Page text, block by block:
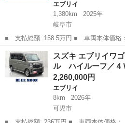
エブリイ
1,380km
2025年
岐阜市
■ 支払総額: 158.5万円 ■ 車両本体価格： 1,530,000 円 ■ メーカ
ー名： スズキ ■ 車種名： エブリイ
Ｎ ６型 ４ＷＤ ＣＶＴディスプレイ
古車 セー...
岐阜 岐阜市 エブリイ
スズキ エブリイワ
ル ハイルーフ／４
2,260,000円
エブリイ
8km
2026年
可児市